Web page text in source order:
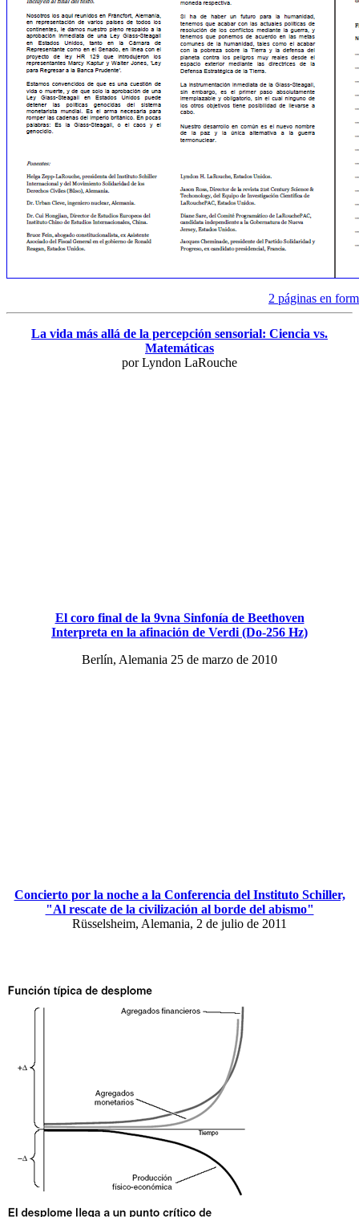
2 páginas en
La vida más allá de la percepción sensorial: Ciencia vs.
Matemáticas
por Lyndon LaRouche
El coro final de la 9vna Sinfonía de Beethoven
Interpreta en la afinación de Verdi (Do-256 Hz)
Berlín, Alemania 25 de marzo de 2010
Concierto por la noche a la Conferencia del Instituto Schiller,
"Al rescate de la civilización al borde del abismo"
Rüsselsheim, Alemania, 2 de julio de 2011